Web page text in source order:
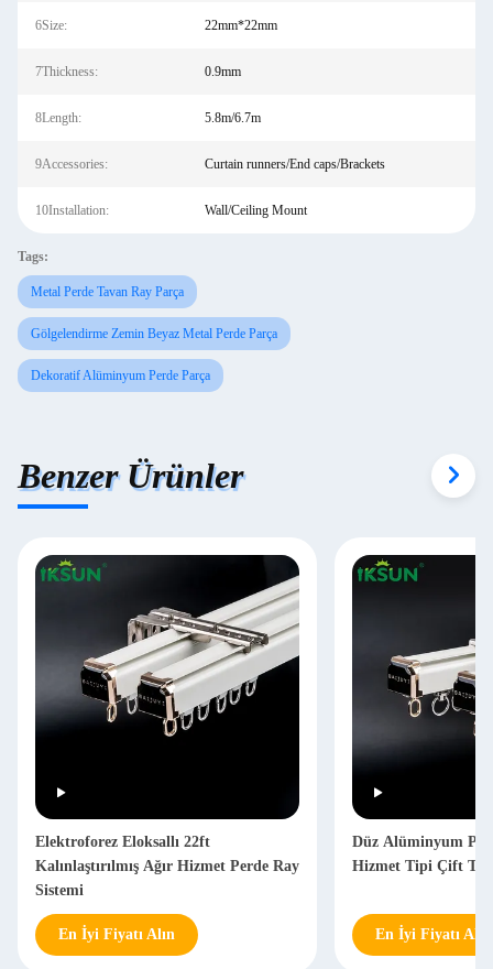
6Size: 22mm*22mm
7Thickness: 0.9mm
8Length: 5.8m/6.7m
9Accessories: Curtain runners/End caps/Brackets
10Installation: Wall/Ceiling Mount
Tags:
Metal Perde Tavan Ray Parça
Gölgelendirme Zemin Beyaz Metal Perde Parça
Dekoratif Alüminyum Perde Parça
Benzer Ürünler
Elektroforez Eloksallı 22ft
Kalınlaştırılmış Ağır Hizmet Perde Ray
Sistemi
En İyi Fiyatı Alın
Düz Alüminyum
Hizmet Tipi Çift
En İyi Fiyatı Alın